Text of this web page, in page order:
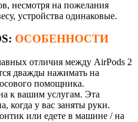
несмотря на пожелания
устройства одинаковые.
ОСОБЕННОСТИ
отличия между AirPods 2
дважды нажимать на
помощника.
к вашим услугам. Эта
когда у вас заняты руки.
или едете в машине / на